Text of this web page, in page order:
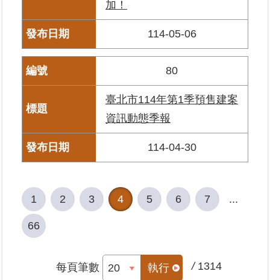
加！
114-05-06
80
臺北市114年第1季預售建案
資訊動態季報
114-04-30
1 2 3 4 5 6 7 ...
66
每頁筆數 執行 / 1314